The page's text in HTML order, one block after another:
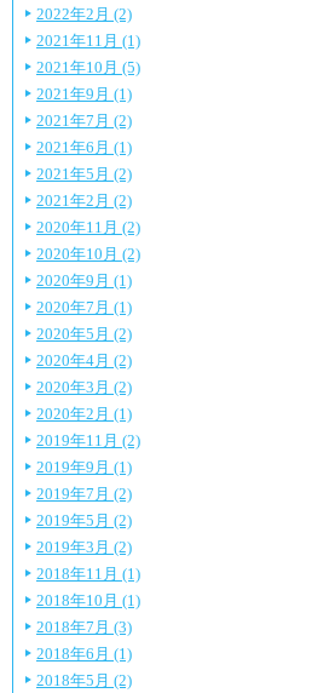
2022年2月 (2)
2021年11月 (1)
2021年10月 (5)
2021年9月 (1)
2021年7月 (2)
2021年6月 (1)
2021年5月 (2)
2021年2月 (2)
2020年11月 (2)
2020年10月 (2)
2020年9月 (1)
2020年7月 (1)
2020年5月 (2)
2020年4月 (2)
2020年3月 (2)
2020年2月 (1)
2019年11月 (2)
2019年9月 (1)
2019年7月 (2)
2019年5月 (2)
2019年3月 (2)
2018年11月 (1)
2018年10月 (1)
2018年7月 (3)
2018年6月 (1)
2018年5月 (2)